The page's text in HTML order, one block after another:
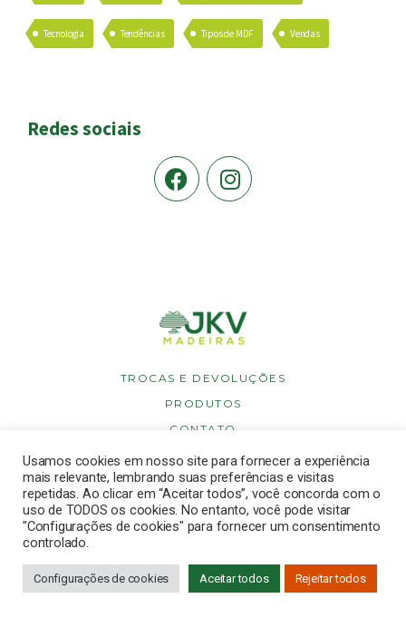
Tecnologia Tendências Tipos de MDF Vendas
Redes sociais
TROCAS E DEVOLUÇÕES
PRODUTOS
CONTATO
POLÍTICA DE PRIVACIDADE
POLÍTICA DE COOKIES
Copyright © 2026 JKV Madeiras. Todos os direitos reservados.
Usamos cookies em nosso site para fornecer a experiência
mais relevante, lembrando suas preferências e visitas
repetidas. Ao clicar em “Aceitar todos”, você concorda com o
uso de TODOS os cookies. No entanto, você pode visitar
"Configurações de cookies" para fornecer um consentimento
controlado.
Configurações de cookies Aceitar todos Rejeitar todos